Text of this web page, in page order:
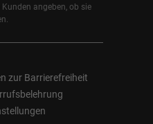
angeben, ob sie
zur Barrierefreiheit